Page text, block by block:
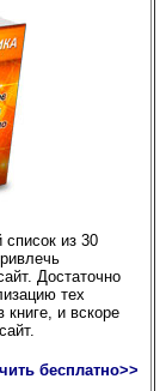
из 30
Достаточно
тех
книге, и вскоре
бесплатно>>